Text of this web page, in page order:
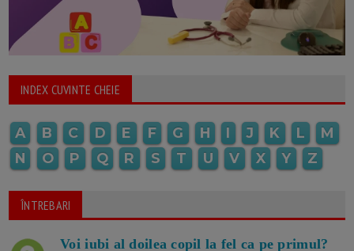
INDEX CUVINTE CHEIE
A B C D E F G H I J K L
M
N
O P Q R S T U V X Y Z
ÎNTREBARI
Voi iubi al doilea copil la fel ca pe primul?